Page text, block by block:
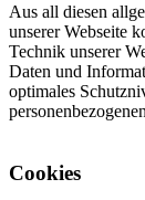
Aus all diesen
unserer Webseite
Technik unserer
Daten und
optimales
Cookies